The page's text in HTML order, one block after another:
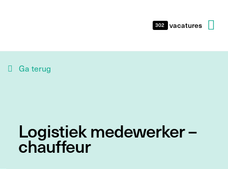
302 vacatures
Ga terug
Logistiek medewerker –
chauffeur